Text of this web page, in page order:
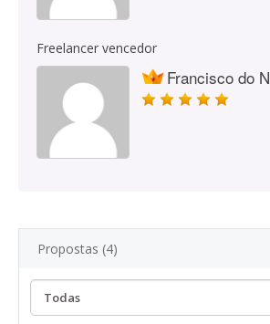
Freelancer vencedor
Francisco do
Propostas (4)